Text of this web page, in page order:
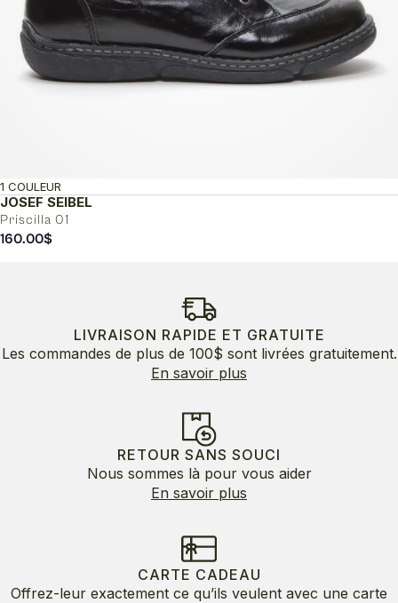
JOSEF SEIBEL
Priscilla 01
1 COULEUR
160.00$
LIVRAISON RAPIDE ET GRATUITE
Les commandes de plus de 100$ sont livrées gratuitement.
En savoir plus
RETOUR SANS SOUCI
Nous sommes là pour vous aider
En savoir plus
CARTE CADEAU
Offrez-leur exactement ce qu’ils veulent avec une carte